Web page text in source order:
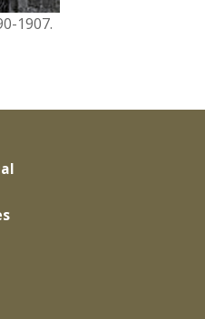
1907.